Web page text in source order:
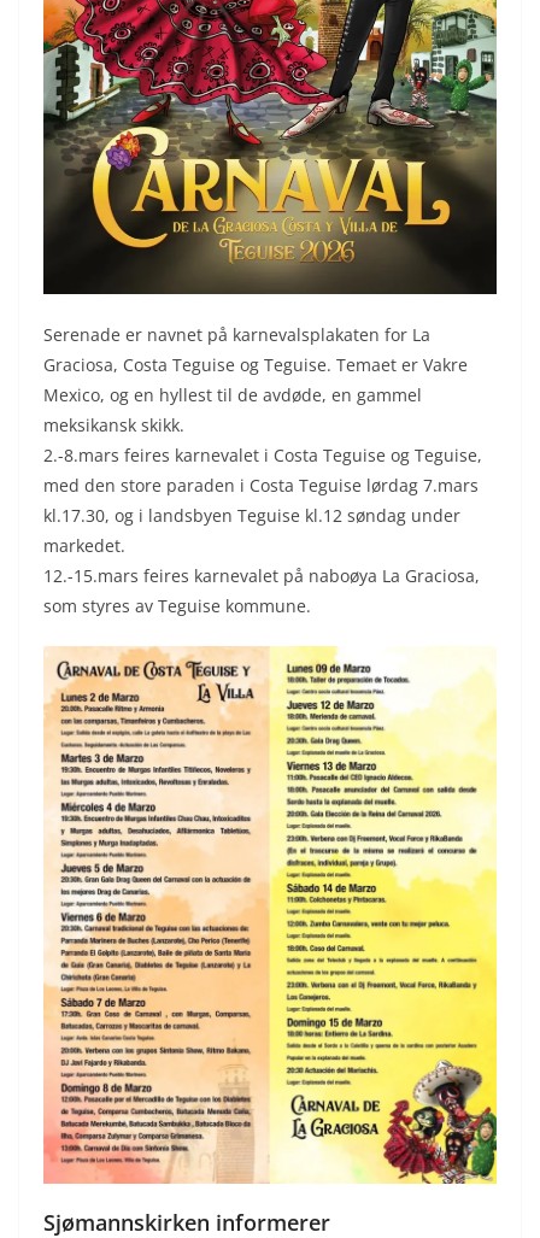
Serenade er navnet på karnevalsplakaten for La
Graciosa, Costa Teguise og Teguise. Temaet er Vakre
Mexico, og en hyllest til de avdøde, en gammel
meksikansk skikk.
2.-8.mars feires karnevalet i Costa Teguise og Teguise,
med den store paraden i Costa Teguise lørdag 7.mars
kl.17.30, og i landsbyen Teguise kl.12 søndag under
markedet.
12.-15.mars feires karnevalet på naboøya La Graciosa,
som styres av Teguise kommune.
Sjømannskirken informerer